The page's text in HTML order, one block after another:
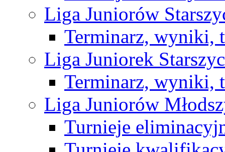
Liga Juniorów
Terminarz, wyniki,
Liga Juniorek
Terminarz, wyniki,
Liga Juniorów
Turnieje